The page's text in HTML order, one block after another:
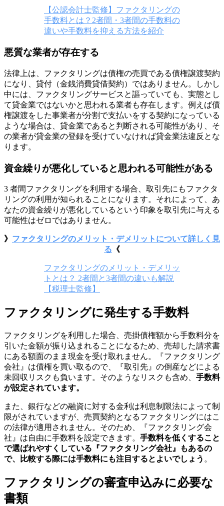
【公認会計士監修】ファクタリングの
手数料とは？2者間・3者間の手数料の
違いや手数料を抑える方法を紹介
悪質な業者が存在する
法律上は、ファクタリングは債権の売買である債権譲渡契約
になり、貸付（金銭消費貸借契約）ではありません。しかし
中には、ファクタリングサービスと謳っていても、実態とし
て貸金業ではないかと思われる業者も存在します。例えば債
権譲渡をした事業者が分割で支払いをする契約になっている
ような場合は、貸金業であると判断される可能性があり、そ
の業者が貸金業の登録を受けていなければ貸金業法違反とな
ります。
資金繰りが悪化していると思われる可能性がある
3 者間ファクタリングを利用する場合、取引先にもファクタ
リングの利用が知られることになります。それによって、あ
なたの資金繰りが悪化しているという印象を取引先に与える
可能性はゼロではありません。
》 ファクタリングのメリット・デメリットについて詳しく見
る 《
ファクタリングのメリット・デメリッ
トとは？ 2者間と3者間の違いも解説
【税理士監修】
ファクタリングに発生する手数料
ファクタリングを利用した場合、売掛債権額から手数料分を
引いた金額が振り込まれることになるため、売却した請求書
にある額面のまま現金を受け取れません。『ファクタリング
会社』は債権を買い取るので、『取引先』の倒産などによる
未回収リスクも負います。そのようなリスクも含め、 手数料
が設定されています。
また、銀行などの融資に対する金利は利息制限法によって制
限がされていますが、売買契約となるファクタリングにはこ
の法律が適用されません。そのため、『ファクタリング会
社』は自由に手数料を設定できます。 手数料を低くすること
で選ばれやすくしている『ファクタリング会社』もあるの
で、比較する際には手数料にも注目するとよいでしょう 。
ファクタリングの審査申込みに必要な
書類